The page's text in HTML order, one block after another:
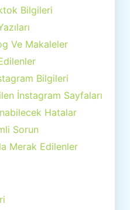
Bilgileri
Ve Makaleler
Bilgileri
İnstagram Sayfaları
Hatalar
Sorun
Merak Edilenler